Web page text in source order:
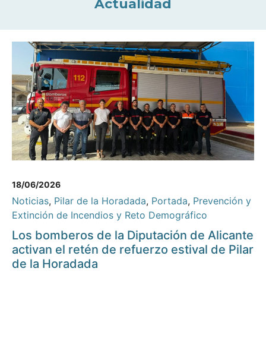
Actualidad
18/06/2026
Noticias, Pilar de la Horadada, Portada, Prevención y
Extinción de Incendios y Reto Demográfico
Los bomberos de la Diputación de Alicante
activan el retén de refuerzo estival de Pilar
de la Horadada